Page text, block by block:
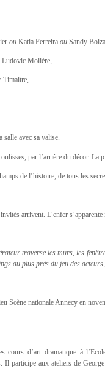
ou Katia Ferreira ou Sandy
Ludovic Molière,
Timaitre,
salle avec sa valise.
par l’arrière du décor. La
de l’histoire, de tous les
arrivent. L’enfer
traverse les murs, les
au plus près du jeu des
Scène nationale Annecy en
d’art dramatique à
participe aux ateliers de